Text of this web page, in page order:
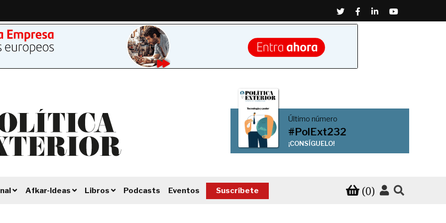
TwitterFacebook
LinkedinYoutube
Último número
#PolExt232
¡CONSÍGUELO!
Afkar-Ideas Libros Podcasts Eventos Suscríbete (0)